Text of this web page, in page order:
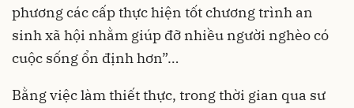
phương các cấp thực hiện tốt chương trình an
sinh xã hội nhằm giúp đỡ nhiều người nghèo có
cuộc sống ổn định hơn”…
Bằng việc làm thiết thực, trong thời gian qua sư